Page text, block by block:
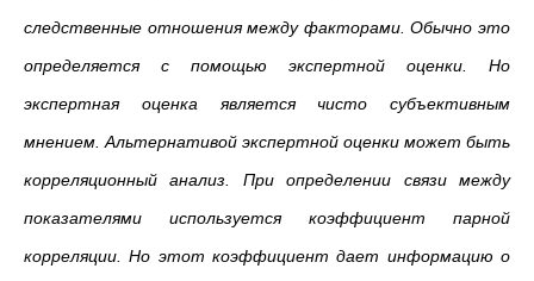
следственные отношения между факторами. Обычно это
определяется с помощью экспертной оценки. Но
экспертная оценка является чисто субъективным
мнением. Альтернативой экспертной оценки может быть
корреляционный анализ. При определении связи между
показателями используется коэффициент парной
корреляции. Но этот коэффициент дает информацию о